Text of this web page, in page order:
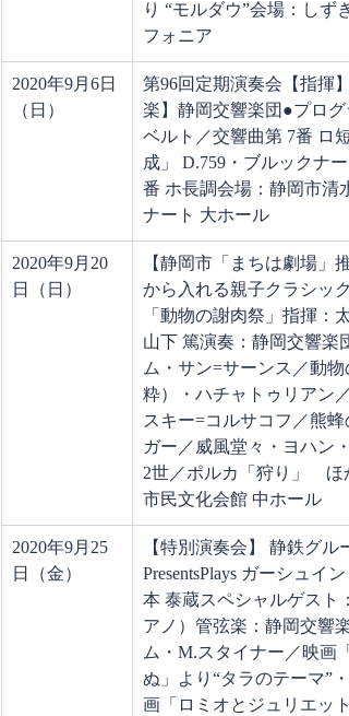
り “モルダウ”会場：しず
フォニア
2020年9月6日
（日）
第96回定期演奏会【指揮】
楽】静岡交響楽団●プログ
ベルト／交響曲第 7番 ロ
成」 D.759・ブルックナー
番 ホ長調会場：静岡市清
ナート 大ホール
2020年9月20
日（日）
【静岡市「まちは劇場」
から入れる親子クラシッ
「動物の謝肉祭」指揮：
山下 篤演奏：静岡交響楽
ム・サン=サーンス／動物
粋）・ハチャトゥリアン
スキー=コルサコフ／熊蜂
ガー／威風堂々・ヨハン
2世／ポルカ「狩り」　ほ
市民文化会館 中ホール
2020年9月25
日（金）
【特別演奏会】 静鉄グル
PresentsPlays ガーシュイン
本 泰蔵スペシャルゲスト
アノ）管弦楽：静岡交響
ム・M.スタイナー／映画
ぬ」より“タラのテーマ”
画「ロミオとジュリエッ